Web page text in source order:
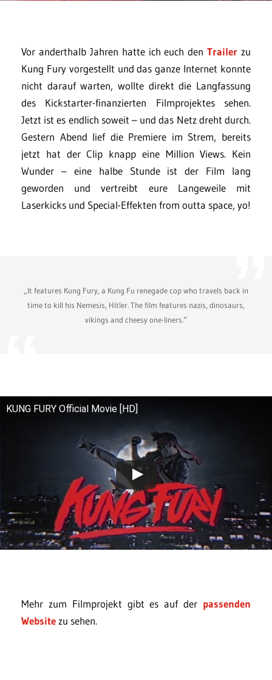
Vor anderthalb Jahren hatte ich euch denTrailer zu
Kung Fury vorgestellt und das ganze Internet konnte
nicht darauf warten, wollte direkt die Langfassung
des Kickstarter-finanzierten Filmprojektes sehen.
Jetzt ist es endlich soweit – und das Netz dreht durch.
Gestern Abend lief die Premiere im Strem, bereits
jetzt hat der Clip knapp eine Million Views. Kein
Wunder – eine halbe Stunde ist der Film lang
geworden und vertreibt eure Langeweile mit
Laserkicks und Special-Effekten from outta space, yo!
„It features Kung Fury, a Kung Fu renegade cop who travels back in
time to kill his Nemesis, Hitler. The film features nazis, dinosaurs,
vikings and cheesy one-liners.“
KUNG FURY Official Movie [HD]
Mehr zum Filmprojekt gibt es auf der passenden
Websitezu sehen.